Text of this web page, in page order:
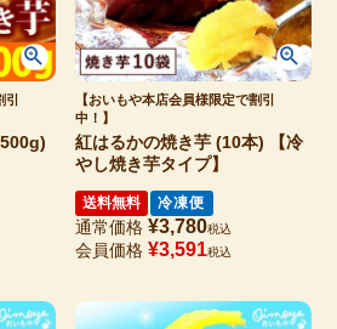
【おいもや本店会員様限定で割引
中！】
紅はるかの焼き芋 (10本) 【冷
やし焼き芋タイプ】
送料無料 冷凍便
通常価格 ¥3,780税込
会員価格 ¥3,591税込